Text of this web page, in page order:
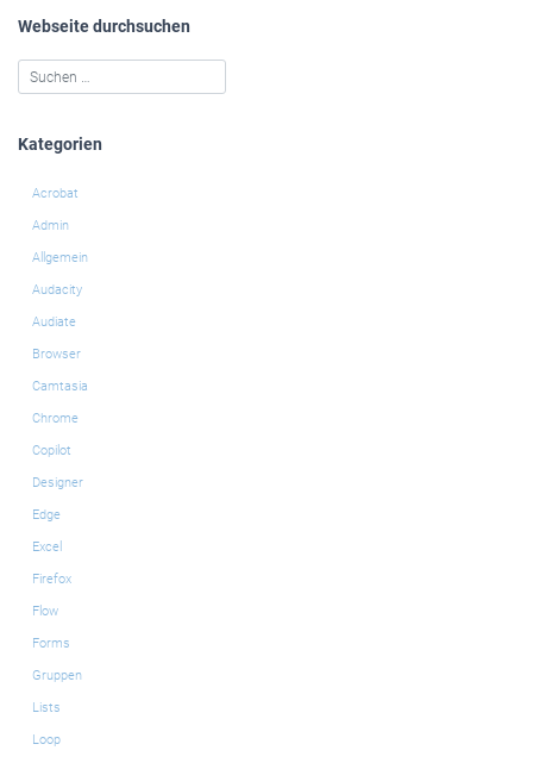
Webseite durchsuchen
Kategorien
Acrobat
Admin
Allgemein
Audacity
Audiate
Browser
Camtasia
Chrome
Copilot
Designer
Edge
Excel
Firefox
Flow
Forms
Gruppen
Lists
Loop